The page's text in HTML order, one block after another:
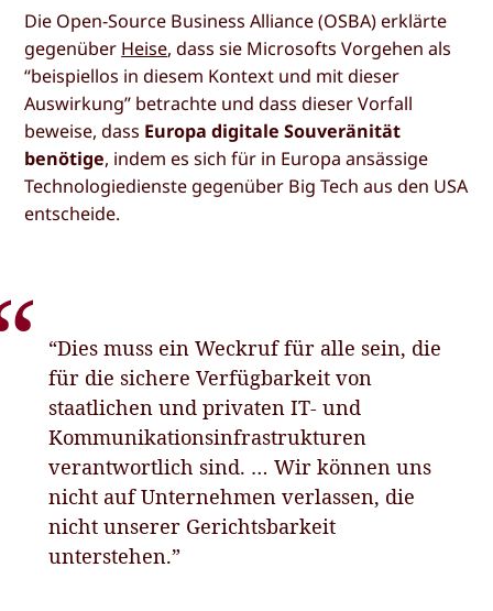
Die Open-Source Business Alliance (OSBA) erklärte
gegenüber Heise, dass sie Microsofts Vorgehen als
“beispiellos in diesem Kontext und mit dieser
Auswirkung” betrachte und dass dieser Vorfall
beweise, dass Europa digitale Souveränität
benötige, indem es sich für in Europa ansässige
Technologiedienste gegenüber Big Tech aus den USA
entscheide.
“Dies muss ein Weckruf für alle sein, die
für die sichere Verfügbarkeit von
staatlichen und privaten IT- und
Kommunikationsinfrastrukturen
verantwortlich sind. … Wir können uns
nicht auf Unternehmen verlassen, die
nicht unserer Gerichtsbarkeit
unterstehen.”